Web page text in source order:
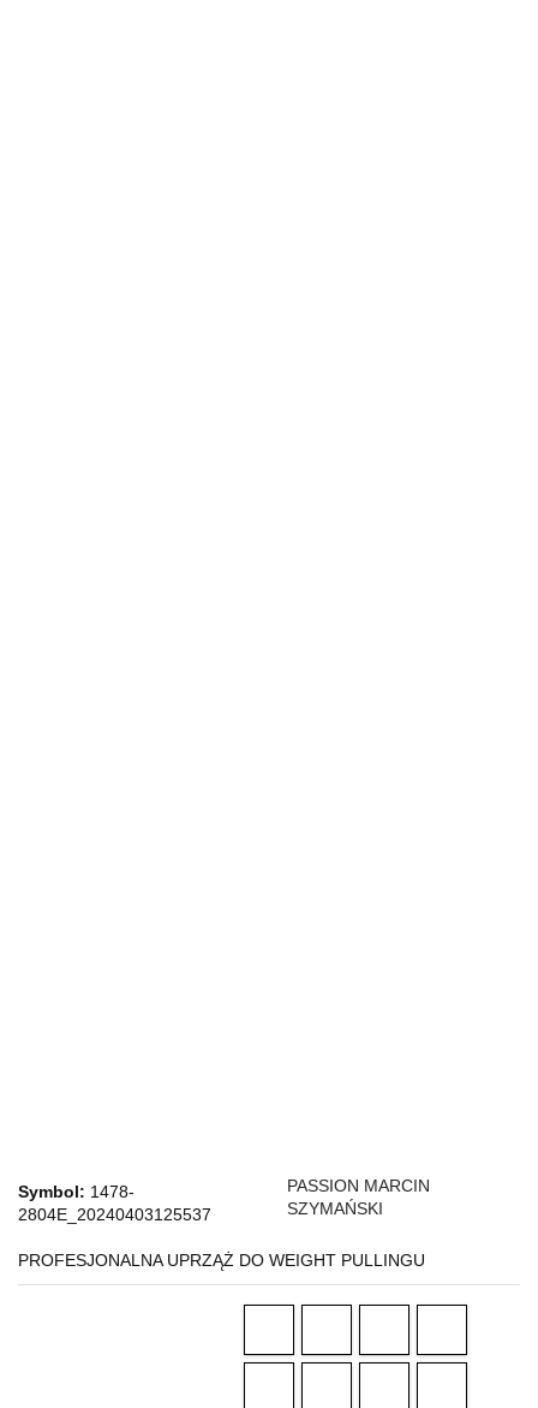
Symbol: 1478-
2804E_20240403125537
PASSION MARCIN
SZYMAŃSKI
PROFESJONALNA UPRZĄŻ DO WEIGHT PULLINGU